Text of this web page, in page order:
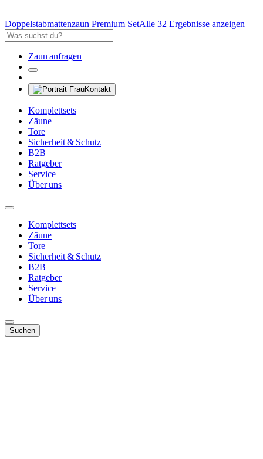
Doppelstabmattenzaun Premium SetAlle 32 Ergebnisse anzeigen
Zaun anfragen
Kontakt
Komplettsets
Zäune
Tore
Sicherheit & Schutz
B2B
Ratgeber
Service
Über uns
Komplettsets
Zäune
Tore
Sicherheit & Schutz
B2B
Ratgeber
Service
Über uns
Suchen